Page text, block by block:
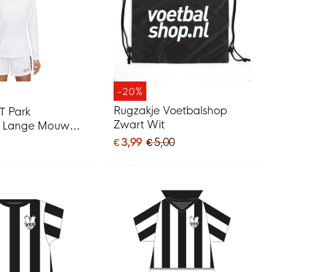
Park
Mouwen
-20%
Rugzakje Voetbalshop
Zwart Wit
€ 3,99 € 5,00